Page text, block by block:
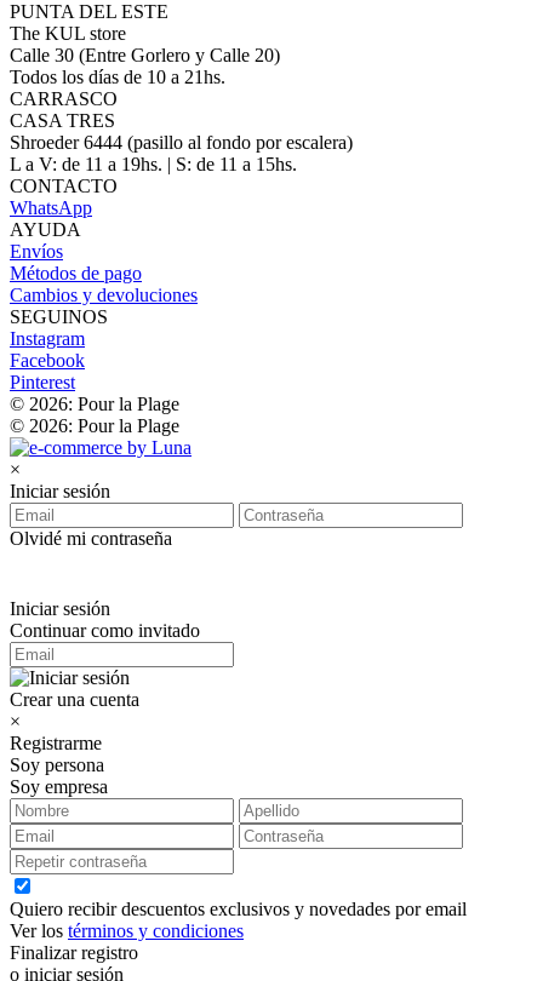
PUNTA DEL ESTE
The KUL store
Calle 30 (Entre Gorlero y Calle 20)
Todos los días de 10 a 21hs.
CARRASCO
CASA TRES
Shroeder 6444 (pasillo al fondo por escalera)
L a V: de 11 a 19hs. | S: de 11 a 15hs.
CONTACTO
WhatsApp
AYUDA
Envíos
Métodos de pago
Cambios y devoluciones
SEGUINOS
Instagram
Facebook
Pinterest
© 2026: Pour la Plage
© 2026: Pour la Plage
×
Iniciar sesión
Olvidé mi contraseña
Iniciar sesión
Continuar como invitado
Crear una cuenta
×
Registrarme
Soy persona
Soy empresa
Quiero recibir descuentos exclusivos y novedades por email
Ver los términos y condiciones
Finalizar registro
o iniciar sesión